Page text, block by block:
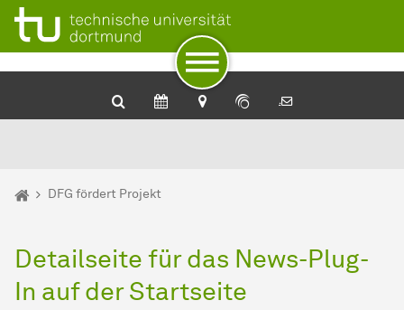
Zum Navigationspfad
Zur Navigation
Zum Schnellzugriff
Zum Fuß der Seite mit weiteren Services
Zum Inhalt
Zur Startseite
Sie sind hier:
Startseite
DFG fördert Projekt
Detailseite für das News-Plug-
In auf der Startseite